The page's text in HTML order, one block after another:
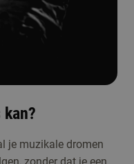
je muzikale dromen